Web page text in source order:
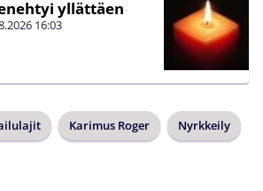
yllättäen
16:03
Karimus Roger Nyrkkeily